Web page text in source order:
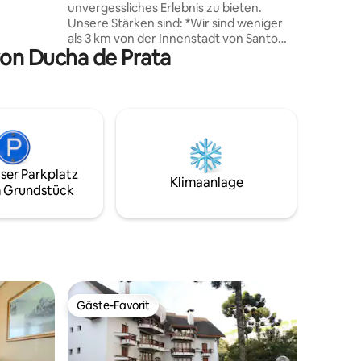
unvergessliches Erlebnis zu bieten.
Unsere Stärken sind: *Wir sind weniger
als 3 km von der Innenstadt von Santo
Antônio do Pinhal und 15 km von Campos
do Jordão entfernt. Unser Chalet
geräumig und durch ein schönes
Scheunentor von der Suite abgetrennt.
Suite mit Blick auf die Berge, Whirlpool,
Terrasse und hängendes Netzwerk.
Ferienhaus.
Ducha de Prata
Parkplatz
Grundstück
Klimaanlage
Gäste-Favorit
Gäste-Favorit